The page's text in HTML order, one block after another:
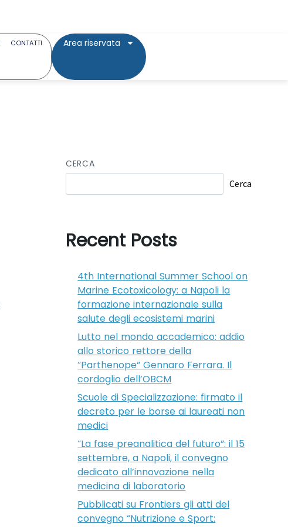
CONTATTI Area riservata
CERCA
Cerca
Recent Posts
4th International Summer School on
Marine Ecotoxicology: a Napoli la
formazione internazionale sulla
salute degli ecosistemi marini
Lutto nel mondo accademico: addio
allo storico rettore della
“Parthenope” Gennaro Ferrara. Il
cordoglio dell’OBCM
Scuole di Specializzazione: firmato il
decreto per le borse ai laureati non
medici
“La fase preanalitica del futuro”: il 15
settembre, a Napoli, il convegno
dedicato all’innovazione nella
medicina di laboratorio
Pubblicati su Frontiers gli atti del
convegno “Nutrizione e Sport: